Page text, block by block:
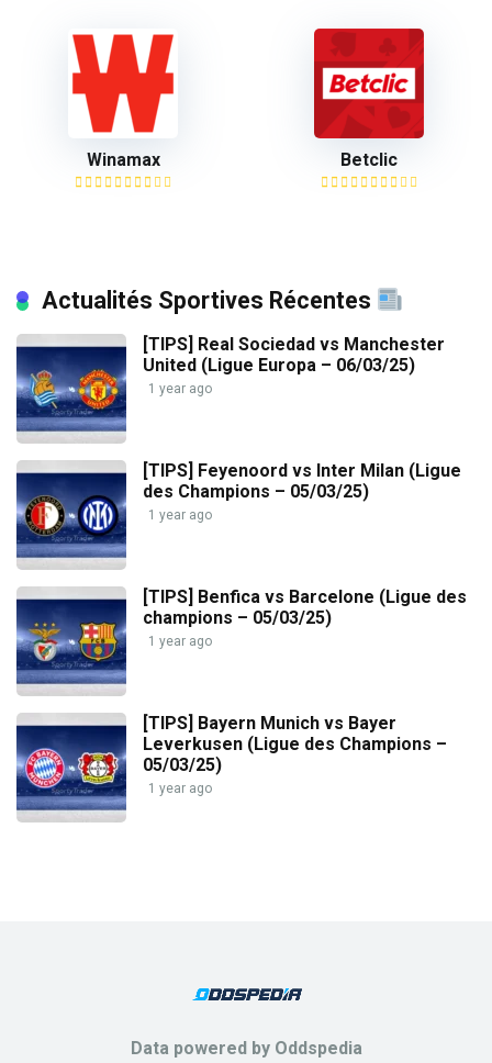
Winamax Betclic
Actualités Sportives Récentes
[TIPS] Real Sociedad vs Manchester
United (Ligue Europa – 06/03/25)
1 year ago
[TIPS] Feyenoord vs Inter Milan (Ligue
des Champions – 05/03/25)
1 year ago
[TIPS] Benfica vs Barcelone (Ligue des
champions – 05/03/25)
1 year ago
[TIPS] Bayern Munich vs Bayer
Leverkusen (Ligue des Champions –
05/03/25)
1 year ago
Data powered by Oddspedia